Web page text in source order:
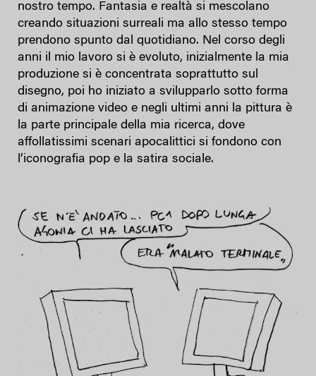
nostro tempo. Fantasia e realtà si mescolano
creando situazioni surreali ma allo stesso tempo
prendono spunto dal quotidiano. Nel corso degli
anni il mio lavoro si è evoluto, inizialmente la mia
produzione si è concentrata soprattutto sul
disegno, poi ho iniziato a svilupparlo sotto forma
di animazione video e negli ultimi anni la pittura è
la parte principale della mia ricerca, dove
affollatissimi scenari apocalittici si fondono con
l’iconografia pop e la satira sociale.